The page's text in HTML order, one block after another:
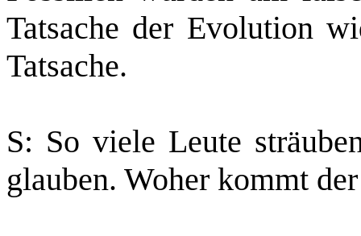
Tatsache der Evolution
Tatsache.
S: So viele Leute
glauben. Woher kommt